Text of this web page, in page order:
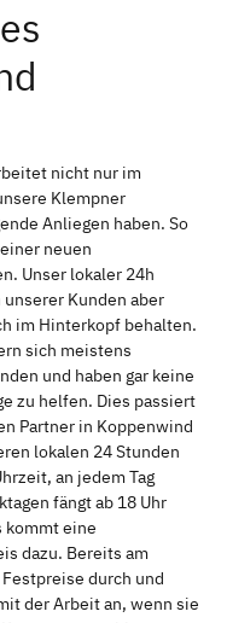
nicht nur im
Klempner
Anliegen haben. So
neuen
Unser lokaler 24h
Kunden aber
im Hinterkopf behalten.
sich meistens
und haben gar keine
zu helfen. Dies passiert
Partner in Koppenwind
lokalen 24 Stunden
an jedem Tag
fängt ab 18 Uhr
kommt eine
dazu. Bereits am
durch und
der Arbeit an, wenn sie